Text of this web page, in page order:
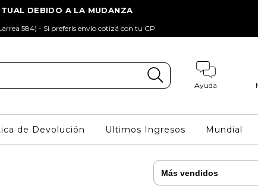
584) - Si preferís envío cotizá con tu CP
Ayuda
de Devolución Ultimos Ingresos Mundial